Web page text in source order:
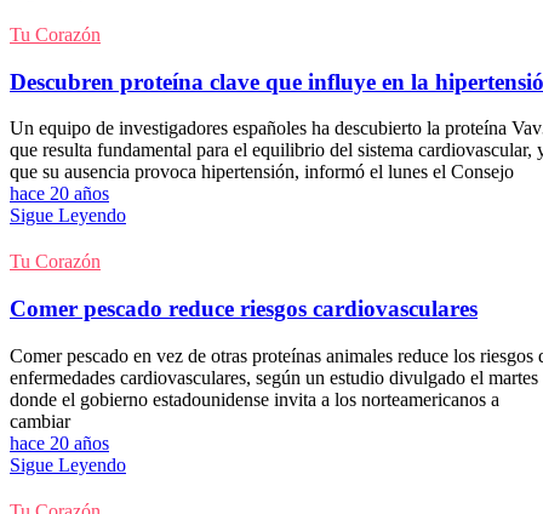
Tu Corazón
Descubren proteína clave que influye en la
Un equipo de investigadores españoles ha descubierto la proteína
que resulta fundamental para el equilibrio del sistema cardiovascular,
que su ausencia provoca hipertensión, informó el lunes el Consejo
hace 20 años
Sigue Leyendo
Tu Corazón
Comer pescado reduce riesgos cardiovasculares
Comer pescado en vez de otras proteínas animales reduce los riesgos
enfermedades cardiovasculares, según un estudio divulgado el martes
donde el gobierno estadounidense invita a los norteamericanos a
cambiar
hace 20 años
Sigue Leyendo